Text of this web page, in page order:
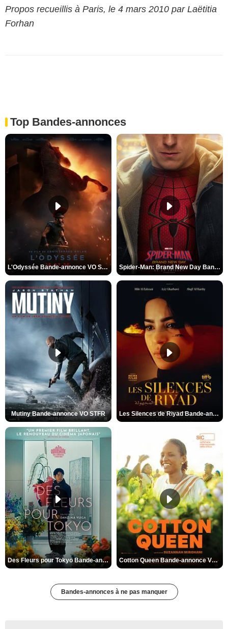
Propos recueillis à Paris, le 4 mars 2010 par Laëtitia
Forhan
Top Bandes-annonces
L'Odyssée Bande-annonce VO STFR Spider-Man: Brand New Day Bande-annonce VO STFR
Mutiny Bande-annonce VO STFR Les Silences de Riyad Bande-annonce VO STFR
Des Fleurs pour Tokyo Bande-annonce VO STFR Cotton Queen Bande-annonce VO STFR
Bandes-annonces à ne pas manquer